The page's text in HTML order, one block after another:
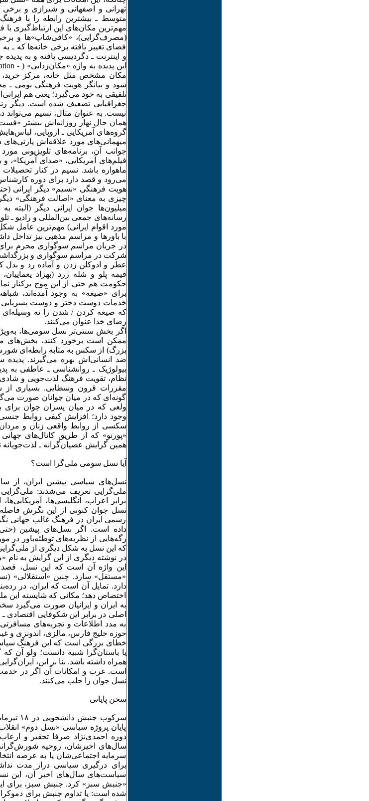
تهرانی و اصفهانی و شیرازی و
متوسط ـ بیشترین رابطه را با
مهم‌ترین مکان‌های این ارتباط‌گیری با
(مصرف‌گرایی)، «کافی‌شاپ»‌ها و برخی
فضای تغییر یافته برخی خانه‌ها که ـ
و اینترنت ـ دگردیسی یافته و به
مکان مشخص مثل خانه، مرکز خرید،
شود و بیانگر هویت فرهنگی بومی ـ
تلفیقی به خود می‌گیرد؛ یعنی هم
جغرافیایی تضعیف شده است. دیگر
نیست. به عنوان مثال، نسیم می‌تواند
همان حال نهار روزانه‌اش بیشتر «فست
گروه‌های آمریکایی ـ اروپایی،
میهمانی‌های مورد علاقه‌اش
جوانب آن، برنامه‌های تلویزیونی
فیلم‌های آمریکایی، «صدای آمریکا»،
ماهواره باشد. نسیم در کنار
می‌رود و قصد دارد برای دوره
هویت فرهنگی «نسیم» دیگر ایرانی
چیزی به معنای «اصالت فرهنگی»
رسانه‌های جمعی بین‌المللی و رادیو ـ
مورد اقوام ایرانی) مهم‌ترین عامل
با باورها و مراسم مذهبی نیز تداخل
در جریان مراسم سوگواری محرم
شرکت در مراسم سوگواری و
عطر و ادوکلن زدن و آماده رد و
حکومت هم حتی از این موج برکنار
برای «صیغه» به وجود آمده‌اند،
که صیغه کردن / شدن را نه وسیله‌ای
رضای خدا عنوان می‌کنند.
اگر بخش سنتی‌تر نسل سومی‌ها،
ممکن است برخورد کنند، بخش‌های
بزرگ) از سکس به مثابه رابطه‌ای
ضد انسانی‌اش بهره می‌گیرند.
بیولوژیک ـ روانشناسی ـ عاطفی به
نظام، تقویت فرهنگ لذت‌جویی و
مقررات قرون وسطایی. بسیاری
گونه‌ای که در میان جوانان صورت
ولعی که در میان پسران جوان برای
وجود دارد؛ افزایش کیفی روابط
سکسی از روابط واقعی زنان و مردان
«پورنو» که از طریق کانال‌های
همین گرایش عصیان‌گرانه ـ
آیا نسل سومی ملی‌گرا است؟
ملی‌گرایی تعریف می‌شدند: ملی‌گرایی
برابر اعراب، انگلیسی‌ها،
نسل جوان کنونی از این نگرش
رسمی ایران در فرهنگ غالب جهانی
داده است. اگر نسل‌های پیشین
رگه‌هایی از نظریه‌های توطئه‌باور در
که این نسل به شکل دیگری از
در نوشته دیگری از این گرایش به نام
این واژه آن است که این نسل، قصد
«مستقل» سازد. چنین «استقلالی»
دارد. تمایل آن است که ایران، در
اختصاص دهد؛ مکانی که شایسته
به ایران و ایرانیان صورت می‌گیرد
اصلی در برابر این شکوفایی
به مدد اطلاعات و تجربه‌های
حوزه خلیج فارس، مالزی، اندونزی و
خطای بزرگی است که این فرهنگ
یا باستان‌گرا شبیه دانست؛ ولو آن
همراه داشته باشد. بنا بر این،
است. غرب و امکانات آن اگر در خدمت
نسل جوان را جلب می‌کنند.
سخن پایانی
پایان پروژه سیاسی «نسل دوم»
دوره احمدی‌نژاد صرفا تحقیر و
سال‌های اخیرشان، روحیه
سرمایه اجتماعی‌شان پا به عرصه
برای درگیری سیاسی دراز مدت
سیاست‌های سال‌های اخیر آن، این
«جنبش سبز» کرد. جنبش سبز، برای
شده است: یا تداوم جنبش برای